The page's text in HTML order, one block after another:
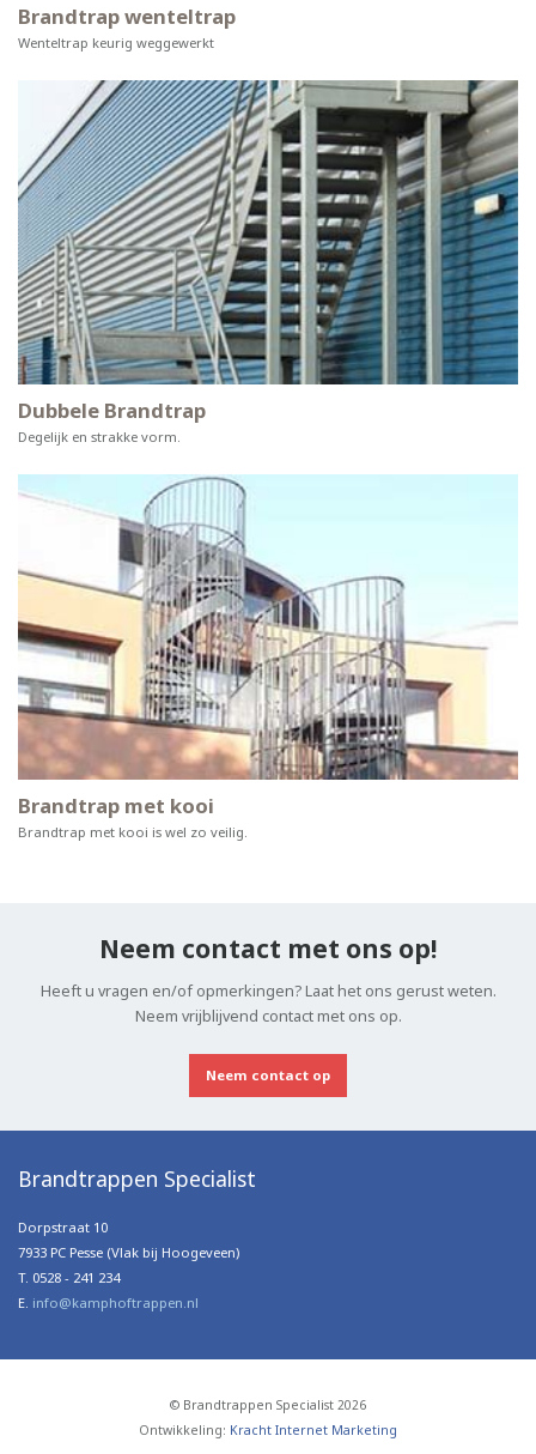
Brandtrap wenteltrap
Wenteltrap keurig weggewerkt
Dubbele Brandtrap
Degelijk en strakke vorm.
Brandtrap met kooi
Brandtrap met kooi is wel zo veilig.
Neem contact met ons op!
Heeft u vragen en/of opmerkingen? Laat het ons gerust weten.
Neem vrijblijvend contact met ons op.
Neem contact op
Brandtrappen Specialist
Dorpstraat 10
7933 PC Pesse (Vlak bij Hoogeveen)
T. 0528 - 241 234
E. info@kamphoftrappen.nl
© Brandtrappen Specialist 2026
Ontwikkeling: Kracht Internet Marketing